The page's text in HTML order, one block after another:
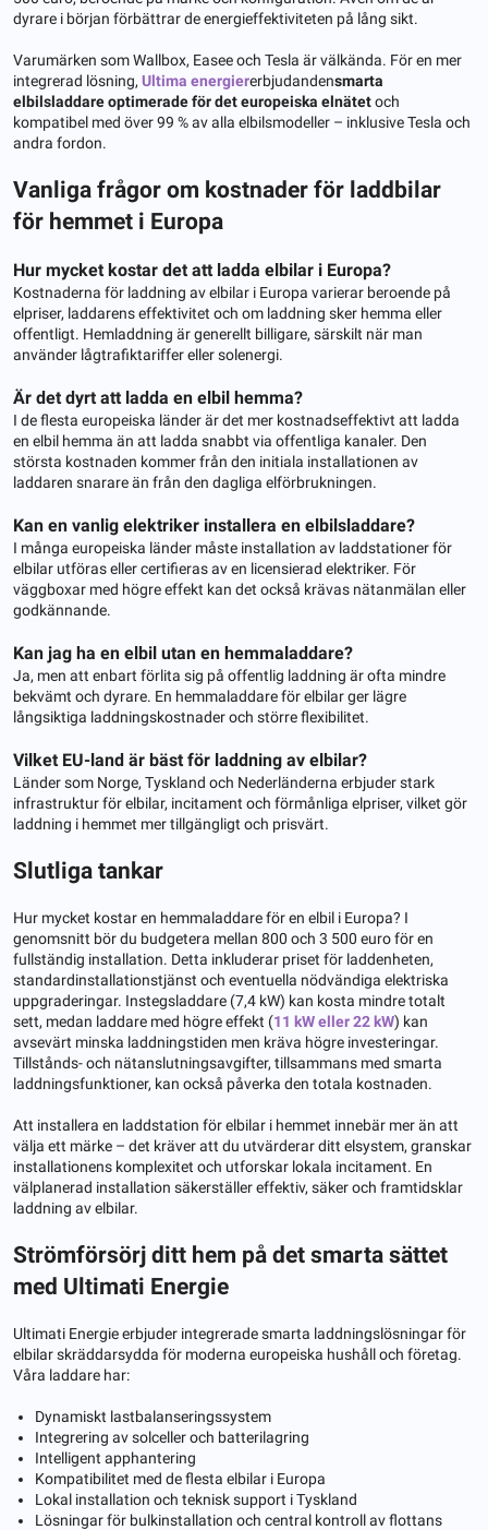
dyrare i början förbättrar de energieffektiviteten på lång sikt.
Varumärken som Wallbox, Easee och Tesla är välkända. För en mer
integrerad lösning, Ultima energiererbjudandensmarta
elbilsladdare optimerade för det europeiska elnätetoch
kompatibel med över 99 % av alla elbilsmodeller – inklusive Tesla och
andra fordon.
Vanliga frågor om kostnader för laddbilar
för hemmet i Europa
Hur mycket kostar det att ladda elbilar i Europa?
Kostnaderna för laddning av elbilar i Europa varierar beroende på
elpriser, laddarens effektivitet och om laddning sker hemma eller
offentligt. Hemladdning är generellt billigare, särskilt när man
använder lågtrafiktariffer eller solenergi.
Är det dyrt att ladda en elbil hemma?
I de flesta europeiska länder är det mer kostnadseffektivt att ladda
en elbil hemma än att ladda snabbt via offentliga kanaler. Den
största kostnaden kommer från den initiala installationen av
laddaren snarare än från den dagliga elförbrukningen.
Kan en vanlig elektriker installera en elbilsladdare?
I många europeiska länder måste installation av laddstationer för
elbilar utföras eller certifieras av en licensierad elektriker. För
väggboxar med högre effekt kan det också krävas nätanmälan eller
godkännande.
Kan jag ha en elbil utan en hemmaladdare?
Ja, men att enbart förlita sig på offentlig laddning är ofta mindre
bekvämt och dyrare. En hemmaladdare för elbilar ger lägre
långsiktiga laddningskostnader och större flexibilitet.
Vilket EU-land är bäst för laddning av elbilar?
Länder som Norge, Tyskland och Nederländerna erbjuder stark
infrastruktur för elbilar, incitament och förmånliga elpriser, vilket gör
laddning i hemmet mer tillgängligt och prisvärt.
Slutliga tankar
Hur mycket kostar en hemmaladdare för en elbil i Europa? I
genomsnitt bör du budgetera mellan 800 och 3 500 euro för en
fullständig installation. Detta inkluderar priset för laddenheten,
standardinstallationstjänst och eventuella nödvändiga elektriska
uppgraderingar. Instegsladdare (7,4 kW) kan kosta mindre totalt
sett, medan laddare med högre effekt (11 kW eller 22 kW) kan
avsevärt minska laddningstiden men kräva högre investeringar.
Tillstånds- och nätanslutningsavgifter, tillsammans med smarta
laddningsfunktioner, kan också påverka den totala kostnaden.
Att installera en laddstation för elbilar i hemmet innebär mer än att
välja ett märke – det kräver att du utvärderar ditt elsystem, granskar
installationens komplexitet och utforskar lokala incitament. En
välplanerad installation säkerställer effektiv, säker och framtidsklar
laddning av elbilar.
Strömförsörj ditt hem på det smarta sättet
med Ultimati Energie
Ultimati Energie erbjuder integrerade smarta laddningslösningar för
elbilar skräddarsydda för moderna europeiska hushåll och företag.
Våra laddare har:
Dynamiskt lastbalanseringssystem
Integrering av solceller och batterilagring
Intelligent apphantering
Kompatibilitet med de flesta elbilar i Europa
Lokal installation och teknisk support i Tyskland
Lösningar för bulkinstallation och central kontroll av flottans